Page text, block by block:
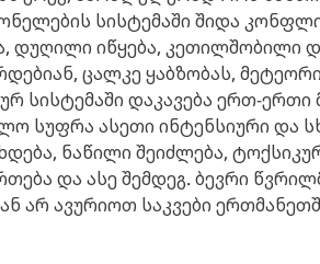
სისტემაში შიდა
დუღილი იწყება, კეთილშობილი
ცალკე ყაბზობას,
სისტემაში დაკავება ერთ-ერთი
სუფრა ასეთი ინტენსიური და
ნაწილი შეიძლება,
და ასე შემდეგ. ბევრი
არ ავურიოთ საკვები